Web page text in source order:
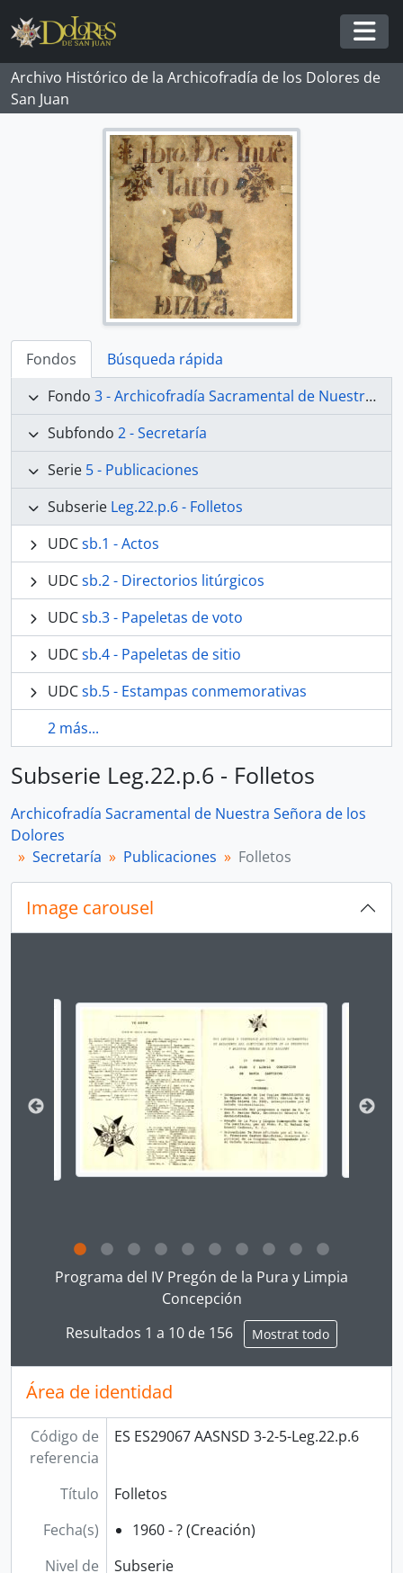
Skip to main content
Archivo Histórico de la Archicofradía de los Dolores de
San Juan
Fondos
Búsqueda rápida
Fondo 3 - Archicofradía Sacramental de Nuestra Señora de los Dolores
Subfondo 2 - Secretaría
Serie 5 - Publicaciones
Subserie Leg.22.p.6 - Folletos
UDCsb.1 - Actos
UDCsb.2 - Directorios litúrgicos
UDCsb.3 - Papeletas de voto
UDCsb.4 - Papeletas de sitio
UDCsb.5 - Estampas conmemorativas
2 más...
Subserie Leg.22.p.6 - Folletos
Archicofradía Sacramental de Nuestra Señora de los
Dolores
Secretaría
Publicaciones Folletos
Image carousel
Clicking this description title link will open the
Programa del IV Pregón de la Pura y Limpia
Concepción
Resultados 1 a 10 de 156
Mostrat todo
Área de identidad
Código de
referencia
ES ES29067 AASNSD 3-2-5-Leg.22.p.6
Título
Folletos
Fecha(s)
1960 - ? (Creación)
Nivel de
Subserie